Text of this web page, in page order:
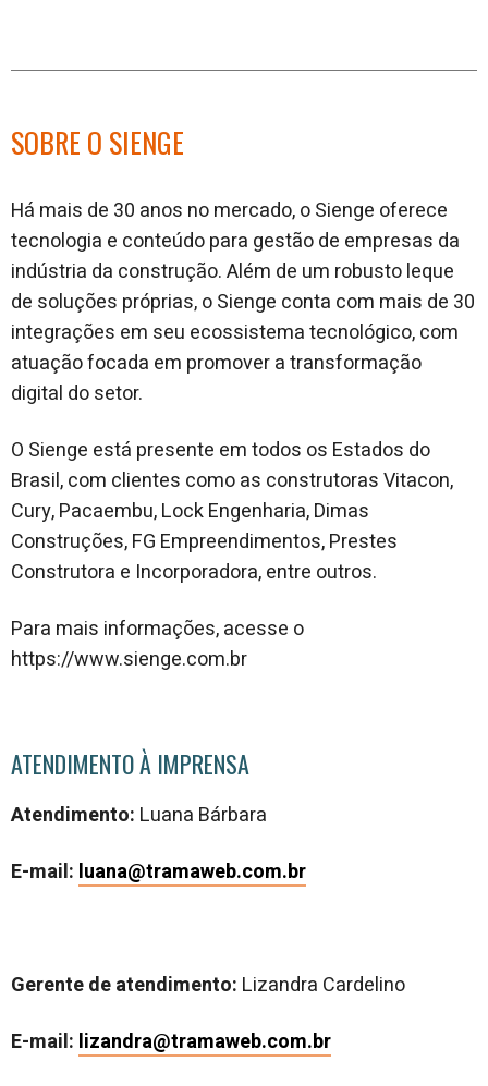
SOBRE O SIENGE
Há mais de 30 anos no mercado, o Sienge oferece
tecnologia e conteúdo para gestão de empresas da
indústria da construção. Além de um robusto leque
de soluções próprias, o Sienge conta com mais de 30
integrações em seu ecossistema tecnológico, com
atuação focada em promover a transformação
digital do setor.
O Sienge está presente em todos os Estados do
Brasil, com clientes como as construtoras Vitacon,
Cury, Pacaembu, Lock Engenharia, Dimas
Construções, FG Empreendimentos, Prestes
Construtora e Incorporadora, entre outros.
Para mais informações, acesse o
https://www.sienge.com.br
ATENDIMENTO À IMPRENSA
Atendimento: Luana Bárbara
E-mail: luana@tramaweb.com.br
Gerente de atendimento: Lizandra Cardelino
E-mail: lizandra@tramaweb.com.br